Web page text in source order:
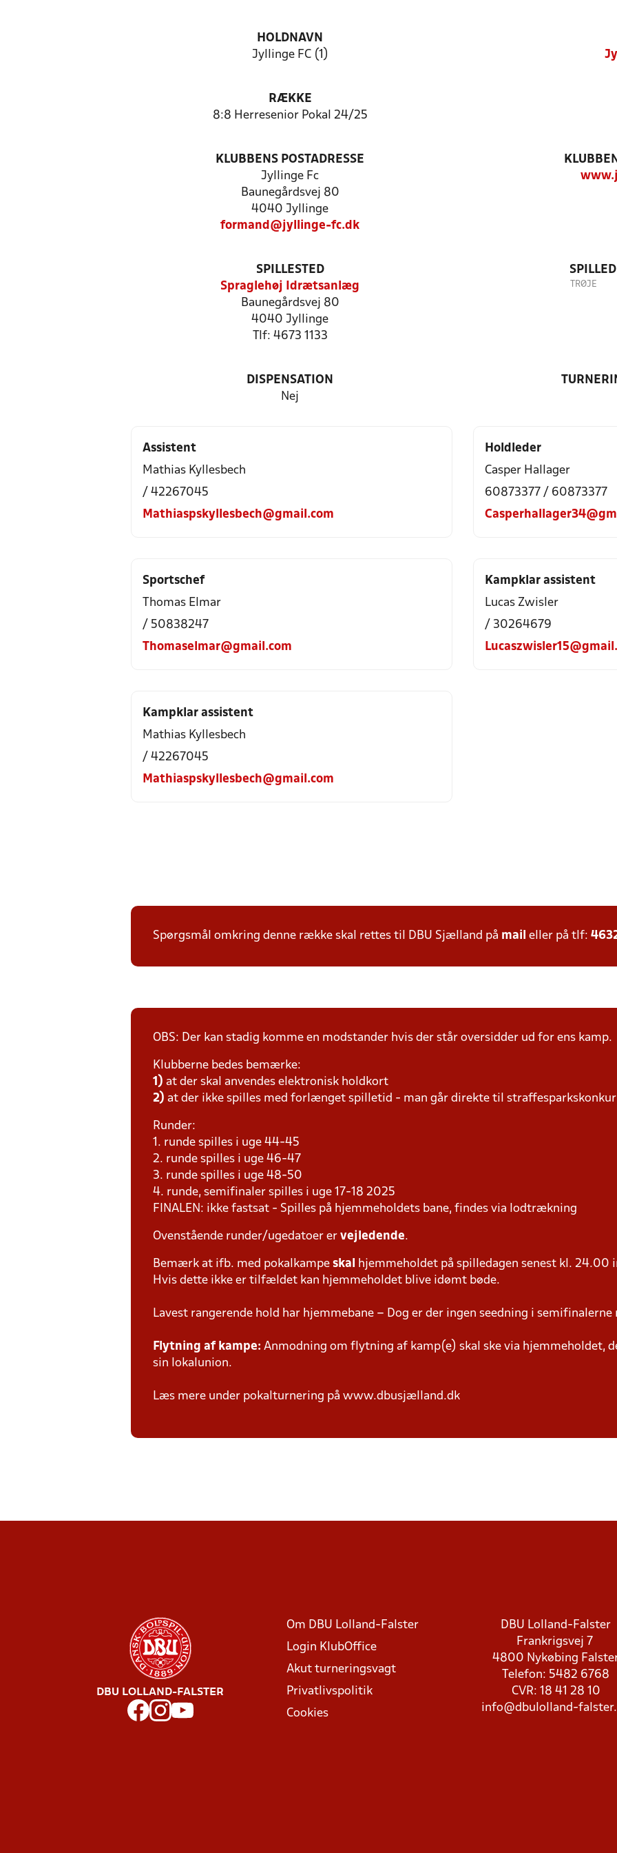
HOLDNAVN
Jyllinge FC (1)
RÆKKE
8:8 Herresenior Pokal 24/25
KLUBBENS POSTADRESSE
Jyllinge Fc
Baunegårdsvej 80
4040 Jyllinge
formand@jyllinge-fc.dk
SPILLESTED
Spraglehøj Idrætsanlæg
Baunegårdsvej 80
4040 Jyllinge
Tlf: 4673 1133
TRØJE
DISPENSATION
Nej
Assistent
Mathias Kyllesbech
/ 42267045
Mathiaspskyllesbech@gmail.com
Holdleder
Casper Hallager
60873377 / 60873377
Sportschef
Thomas Elmar
/ 50838247
Thomaselmar@gmail.com
Kampklar assistent
Lucas Zwisler
/ 30264679
Kampklar assistent
Mathias Kyllesbech
/ 42267045
Mathiaspskyllesbech@gmail.com
Spørgsmål omkring denne række skal rettes til DBU Sjælland på mail eller på tlf:
OBS: Der kan stadig komme en modstander hvis der står oversidder ud for ens kamp.
Klubberne bedes bemærke:
1) at der skal anvendes elektronisk holdkort
2) at der ikke spilles med forlænget spilletid - man går direkte til
Runder:
1. runde spilles i uge 44-45
2. runde spilles i uge 46-47
3. runde spilles i uge 48-50
4. runde, semifinaler spilles i uge 17-18 2025
FINALEN: ikke fastsat - Spilles på hjemmeholdets bane, findes via lodtrækning
Ovenstående runder/ugedatoer er vejledende.
Bemærk at ifb. med pokalkampe skal
hjemmeholdet på spilledagen senest kl. 24.00
Hvis dette ikke er tilfældet kan hjemmeholdet blive idømt bøde.
Lavest rangerende hold har hjemmebane – Dog er der ingen seedning i
Flytning af kampe: Anmodning om flytning af kamp(e) skal ske via hjemmeholdet,
sin lokalunion.
Læs mere under pokalturnering på www.dbusjælland.dk
DBU LOLLAND-FALSTER
Om DBU Lolland-Falster
Login KlubOffice
Akut turneringsvagt
Privatlivspolitik
Cookies
DBU Lolland-Falster
Frankrigsvej 7
4800 Nykøbing
Telefon: 5482 6768
CVR: 18 41 28 10
info@dbulolland-